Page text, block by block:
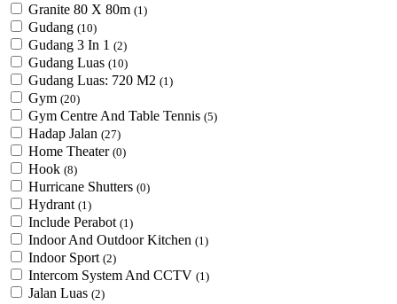
Granite 80 X 80m (1)
Gudang (10)
Gudang 3 In 1 (2)
Gudang Luas (10)
Gudang Luas: 720 M2 (1)
Gym (20)
Gym Centre And Table Tennis (5)
Hadap Jalan (27)
Home Theater (0)
Hook (8)
Hurricane Shutters (0)
Hydrant (1)
Include Perabot (1)
Indoor And Outdoor Kitchen (1)
Indoor Sport (2)
Intercom System And CCTV (1)
Jalan Luas (2)